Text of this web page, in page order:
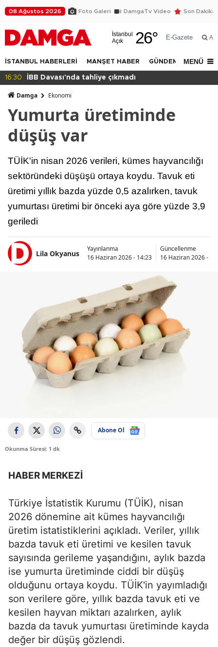
08 Ağustos 2026 Foto Galeri DamgaTv Video Son Dakika
İstanbul
Açık
26° E-Gazete Ara
İSTANBUL HABERLERİ MANŞET HABER GÜNDEM DÜNYA
MENÜ
16:30 İBB Davası'nda tahliye çıkmadı
Damga Ekonomi
Yumurta üretiminde
düşüş var
TÜİK'in nisan 2026 verileri, kümes hayvancılığı
sektöründeki düşüşü ortaya koydu. Tavuk eti
üretimi yıllık bazda yüzde 0,5 azalırken, tavuk
yumurtası üretimi bir önceki aya göre yüzde 3,9
geriledi
Lila Okyanus
Yayınlanma
16 Haziran 2026 - 14:23
Güncellenme
16 Haziran 2026 -
Abone Ol
Okunma Süresi: 1 dk
HABER MERKEZİ
Türkiye İstatistik Kurumu (TÜİK), nisan
2026 dönemine ait kümes hayvancılığı
üretim istatistiklerini açıkladı. Veriler, yıllık
bazda tavuk eti üretimi ve kesilen tavuk
sayısında gerileme yaşandığını, aylık bazda
ise yumurta üretiminde ciddi bir düşüş
olduğunu ortaya koydu. TÜİK'in yayımladığı
son verilere göre, yıllık bazda tavuk eti ve
kesilen hayvan miktarı azalırken, aylık
bazda da tavuk yumurtası üretiminde kayda
değer bir düşüş gözlendi.